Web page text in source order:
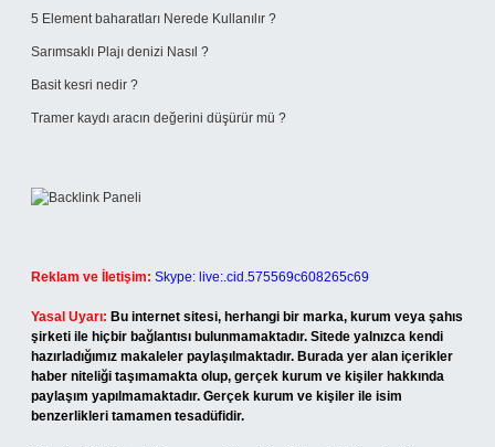
5 Element baharatları Nerede Kullanılır ?
Sarımsaklı Plajı denizi Nasıl ?
Basit kesri nedir ?
Tramer kaydı aracın değerini düşürür mü ?
Reklam ve İletişim: Skype: live:.cid.575569c608265c69
Yasal Uyarı: Bu internet sitesi, herhangi bir marka, kurum veya şahıs
şirketi ile hiçbir bağlantısı bulunmamaktadır. Sitede yalnızca kendi
hazırladığımız makaleler paylaşılmaktadır. Burada yer alan içerikler
haber niteliği taşımamakta olup, gerçek kurum ve kişiler hakkında
paylaşım yapılmamaktadır. Gerçek kurum ve kişiler ile isim
benzerlikleri tamamen tesadüfidir.